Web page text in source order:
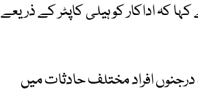
کہ اداکار کو ہیلی کاپٹر کے ذریعے
افراد مختلف حادثات میں